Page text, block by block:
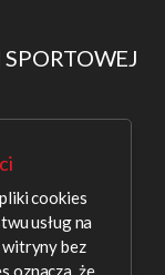
cookies
usług na
witryny bez
oznacza, że